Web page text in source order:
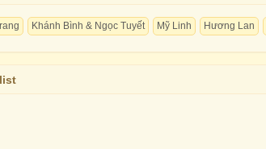
Khánh Bình & Ngọc Tuyết Mỹ Linh Hương Lan